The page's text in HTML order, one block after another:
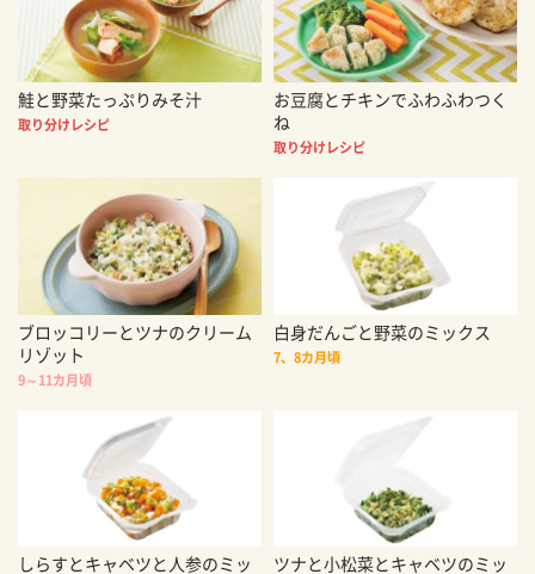
鮭と野菜たっぷりみそ汁
取り分けレシピ
お豆腐とチキンでふわふわつく
ね
取り分けレシピ
ブロッコリーとツナのクリーム
リゾット
9～11カ月頃
白身だんごと野菜のミックス
7、8カ月頃
しらすとキャベツと人参のミッ
ツナと小松菜とキャベツのミッ